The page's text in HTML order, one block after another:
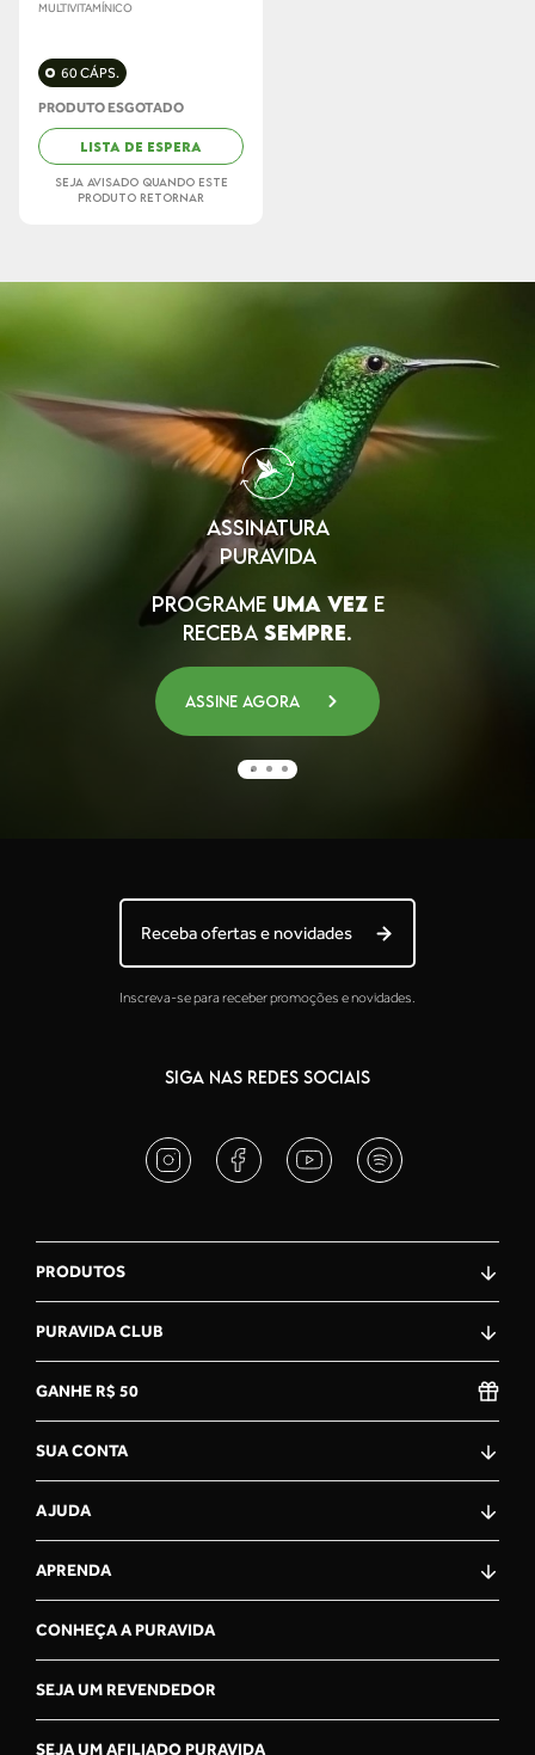
MULTIVITAMÍNICO
60 CÁPS.
PRODUTO ESGOTADO
LISTA DE ESPERA
SEJA AVISADO QUANDO ESTE
PRODUTO RETORNAR
ASSINATURA
PURAVIDA
PROGRAME UMA VEZE
RECEBA SEMPRE.
Assine agora
Receba ofertas e novidades
Inscreva-se para receber promoções e novidades.
SIGA NAS REDES SOCIAIS
PRODUTOS
PURAVIDA CLUB
GANHE R$ 50
SUA CONTA
AJUDA
APRENDA
CONHEÇA A PURAVIDA
SEJA UM REVENDEDOR
SEJA UM AFILIADO PURAVIDA